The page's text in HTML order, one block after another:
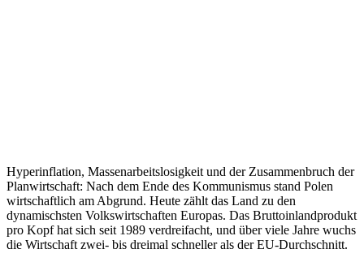
Hyperinflation, Massenarbeitslosigkeit und der Zusammenbruch der
Planwirtschaft: Nach dem Ende des Kommunismus stand Polen
wirtschaftlich am Abgrund. Heute zählt das Land zu den
dynamischsten Volkswirtschaften Europas. Das Bruttoinlandprodukt
pro Kopf hat sich seit 1989 verdreifacht, und über viele Jahre wuchs
die Wirtschaft zwei- bis dreimal schneller als der EU-Durchschnitt.